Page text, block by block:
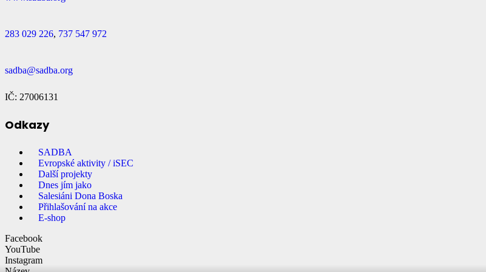
283 029 226, 737 547 972
sadba@sadba.org
IČ: 27006131
Odkazy
SADBA
Evropské aktivity / iSEC
Další projekty
Dnes jím jako
Salesiáni Dona Boska
Přihlašování na akce
E-shop
Facebook
YouTube
Instagram